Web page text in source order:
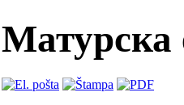
Матурска